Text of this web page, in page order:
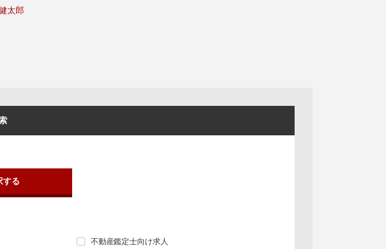
太郎
する
不動産鑑定士向け求人